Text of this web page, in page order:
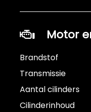
Motor
Brandstof
Transmissie
Aantal cilinders
Cilinderinhoud